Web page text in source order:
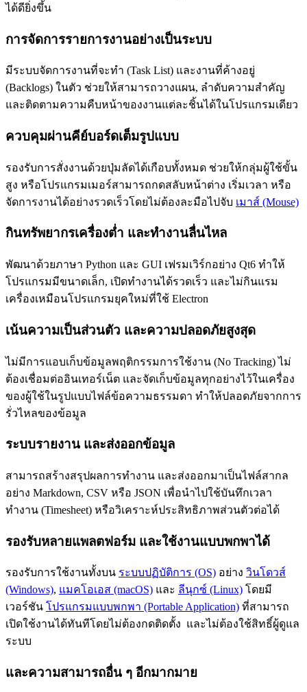
ได้ดียิ่งขึ้น
การจัดการรายการงานอย่างเป็นระบบ
มีระบบจัดการงานที่จะทำ (Task List) และงานที่ค้างอยู่
(Backlogs) ในตัว ช่วยให้สามารถวางแผน, ลำดับความสำคัญ
และติดตามความคืบหน้าของงานแต่ละชิ้นได้ในโปรแกรมเดียว
ควบคุมผ่านคีย์บอร์ดเต็มรูปแบบ
รองรับการสั่งงานด้วยปุ่มลัดได้เกือบทั้งหมด ช่วยให้กลุ่มผู้ใช้ขั้น
สูง หรือโปรแกรมเมอร์สามารถกดสลับหน้าต่าง เริ่มเวลา หรือ
จัดการงานได้อย่างรวดเร็วโดยไม่ต้องละมือไปจับ เมาส์ (Mouse)
กินทรัพยากรเครื่องต่ำ และทำงานลื่นไหล
พัฒนาด้วยภาษา Python และ GUI เฟรมเวิร์กอย่าง Qt6 ทำให้
โปรแกรมมีขนาดเล็ก, เปิดทำงานได้รวดเร็ว และไม่กินแรม
เครื่องเหมือนโปรแกรมยุคใหม่ที่ใช้ Electron
เน้นความเป็นส่วนตัว และความปลอดภัยสูงสุด
ไม่มีการแอบเก็บข้อมูลพฤติกรรมการใช้งาน (No Tracking) ไม่
ต้องเชื่อมต่ออินเทอร์เน็ต และจัดเก็บข้อมูลทุกอย่างไว้ในเครื่อง
ของผู้ใช้ในรูปแบบไฟล์ข้อความธรรมดา ทำให้ปลอดภัยจากการ
รั่วไหลของข้อมูล
ระบบรายงาน และส่งออกข้อมูล
สามารถสร้างสรุปผลการทำงาน และส่งออกมาเป็นไฟล์สากล
อย่าง Markdown, CSV หรือ JSON เพื่อนำไปใช้บันทึกเวลา
ทำงาน (Timesheet) หรือวิเคราะห์ประสิทธิภาพส่วนตัวต่อได้
รองรับหลายแพลตฟอร์ม และใช้งานแบบพกพาได้
รองรับการใช้งานทั้งบน ระบบปฏิบัติการ (OS) อย่าง วินโดวส์
(Windows), แมคโอเอส (macOS) และ ลีนุกซ์ (Linux) โดยมี
เวอร์ชัน โปรแกรมแบบพกพา (Portable Application) ที่สามารถ
เปิดใช้งานได้ทันทีโดยไม่ต้องกดติดตั้ง และไม่ต้องใช้สิทธิ์ผู้ดูแล
ระบบ
และความสามารถอื่น ๆ อีกมากมาย